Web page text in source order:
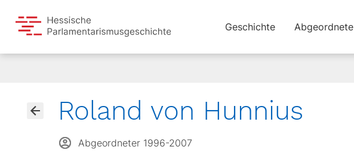
Geschichte Abgeordnete
Roland von Hunnius
Abgeordneter 1996-2007